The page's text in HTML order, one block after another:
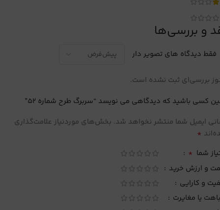
و بررسی‌ها
فقط دیدگاه های تصویر دار
بررسی‌ای ثبت نشده است.
کسی باشید که دیدگاهی می نویسد “سربرگ طرح شماره 52”
ایمیل شما منتشر نخواهد شد. بخش‌های موردنیاز علامت‌گذاری
*
شما *
و ارزش خرید
و کارایی
یا مغایرت